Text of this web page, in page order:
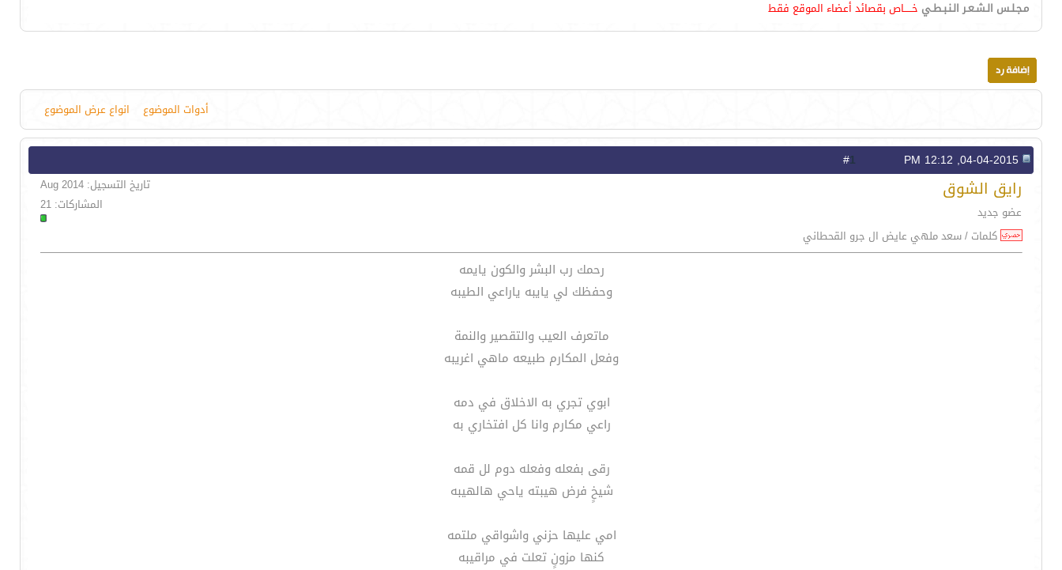
مـجـلـس الـشـعـر الـنـبـطـي خـــــاص بقصائد أعضاء الموقع فقط
أدوات الموضوع انواع عرض الموضوع
1
رايق الشوق
عضو جديد
تاريخ التسجيل: Aug 2014
المشاركات: 21
كلمات / سعد ملهي عايض ال جرو القحطاني
رحمك رب البشر والكون يايمه
وحفظك لي يايبه ياراعي الطيبه
ماتعرف العيب والتقصير والنمة
وفعل المكارم طبيعه ماهي اغريبه
ابوي تجري به الاخلاق في دمه
راعي مكارم وانا كل افتخاري به
رقى بفعله وفعله دوم لل قمه
شيخٍ فرض هيبته ياحي هالهيبه
امي عليها حزني واشواقي ملتمه
كنها مزونٍ تعلت في مراقيبه